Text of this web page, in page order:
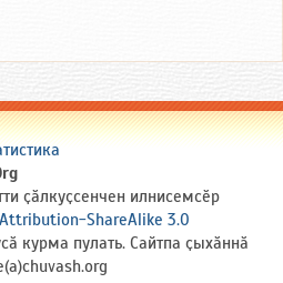
ҫӑлкуҫсенчен илнисемсӗр
ShareAlike 3.0
курма пулать. Сайтпа ҫыхӑннӑ